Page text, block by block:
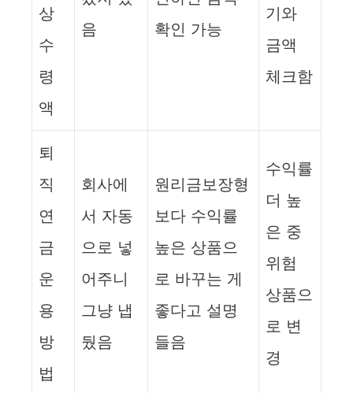
상
수
령
액
음
확인 가능
기와
금액
체크함
퇴
직
연
금
운
용
방
법
회사에
서 자동
으로 넣
어주니
그냥 냅
뒀음
원리금보장형
보다 수익률
높은 상품으
로 바꾸는 게
좋다고 설명
들음
수익률
더 높
은 중
위험
상품으
로 변
경